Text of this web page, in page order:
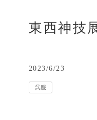
東西神技
2023/6/23
呉服